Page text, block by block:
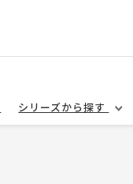
シリーズから探す